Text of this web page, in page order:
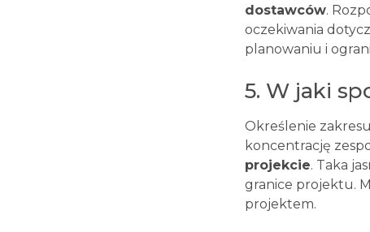
dostawców.
oczekiwania
planowaniu i
5. W jaki
Określenie
koncentrację
projekcie. Taka
granice projektu.
projektem.